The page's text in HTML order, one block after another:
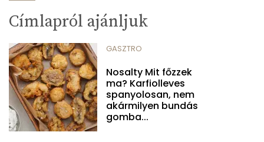
Címlapról ajánljuk
GASZTRO
Nosalty Mit főzzek
ma? Karfiolleves
spanyolosan, nem
akármilyen bundás
gomba...